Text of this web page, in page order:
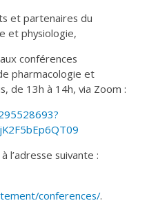
et partenaires du
et physiologie,
conférences
pharmacologie et
de 13h à 14h, via Zoom :
l’adresse suivante :
conferences/.